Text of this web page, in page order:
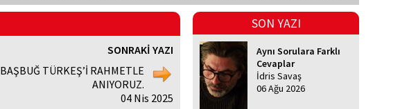
SONRAKİ YAZI
BAŞBUĞ TÜRKEŞ’İ RAHMETLE
ANIYORUZ.
04 Nis 2025
SON YAZI
Aynı Sorulara Farklı
Cevaplar
İdris Savaş
06 Ağu 2026